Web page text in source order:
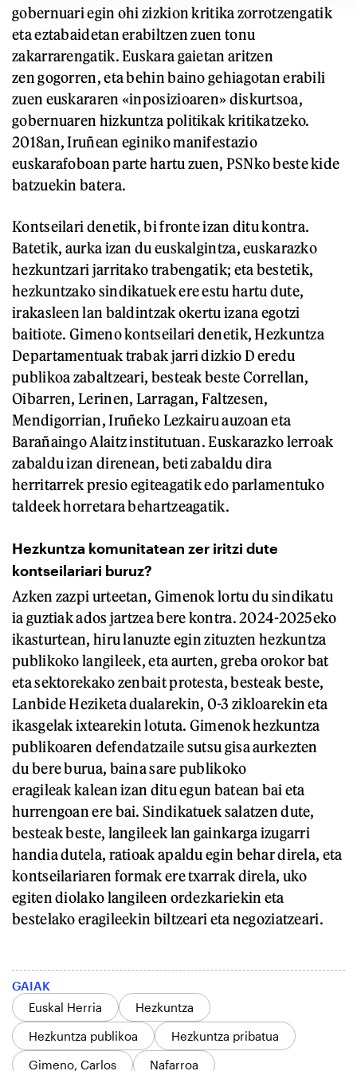
gobernuari egin ohi zizkion kritika zorrotzengatik
eta eztabaidetan erabiltzen zuen tonu
zakarrarengatik. Euskara gaietan aritzen
zen gogorren, eta behin baino gehiagotan erabili
zuen euskararen «inposizioaren» diskurtsoa,
gobernuaren hizkuntza politikak kritikatzeko.
2018an, Iruñean eginiko manifestazio
euskarafoboan parte hartu zuen, PSNko beste kide
batzuekin batera.
Kontseilari denetik, bi fronte izan ditu kontra.
Batetik, aurka izan du euskalgintza, euskarazko
hezkuntzari jarritako trabengatik; eta bestetik,
hezkuntzako sindikatuek ere estu hartu dute,
irakasleen lan baldintzak okertu izana egotzi
baitiote. Gimeno kontseilari denetik, Hezkuntza
Departamentuak trabak jarri dizkio D eredu
publikoa zabaltzeari, besteak beste Correllan,
Oibarren, Lerinen, Larragan, Faltzesen,
Mendigorrian, Iruñeko Lezkairu auzoan eta
Barañaingo Alaitz institutuan. Euskarazko lerroak
zabaldu izan direnean, beti zabaldu dira
herritarrek presio egiteagatik edo parlamentuko
taldeek horretara behartzeagatik.
Hezkuntza komunitatean zer iritzi dute
kontseilariari buruz?
Azken zazpi urteetan, Gimenok lortu du sindikatu
ia guztiak ados jartzea bere kontra. 2024-2025eko
ikasturtean, hiru lanuzte egin zituzten hezkuntza
publikoko langileek, eta aurten, greba orokor bat
eta sektorekako zenbait protesta, besteak beste,
Lanbide Heziketa dualarekin, 0-3 zikloarekin eta
ikasgelak ixtearekin lotuta. Gimenok hezkuntza
publikoaren defendatzaile sutsu gisa aurkezten
du bere burua, baina sare publikoko
eragileak kalean izan ditu egun batean bai eta
hurrengoan ere bai. Sindikatuek salatzen dute,
besteak beste, langileek lan gainkarga izugarri
handia dutela, ratioak apaldu egin behar direla, eta
kontseilariaren formak ere txarrak direla, uko
egiten diolako langileen ordezkariekin eta
bestelako eragileekin biltzeari eta negoziatzeari.
GAIAK
Euskal Herria
Hezkuntza
Hezkuntza publikoa
Hezkuntza pribatua
Gimeno, Carlos
Nafarroa